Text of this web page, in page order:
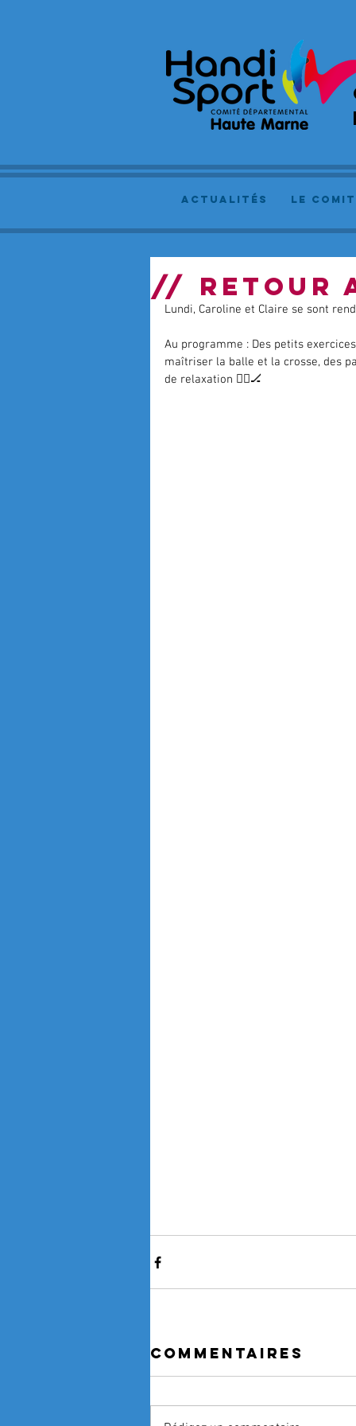
actualités le
// RETOUR
Lundi, Caroline et Claire se sont
Au programme : Des petits
maîtriser la balle et la crosse, des
de relaxation 🧘‍♀️🏒
Commentaires